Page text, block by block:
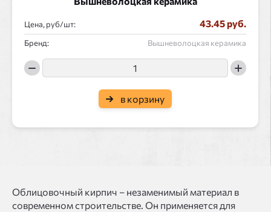
Цена, руб/ : 43.45 руб.
Бренд: Вышневолоцкая керамика
в корзину
Облицовочный кирпич – незаменимый материал в
современном строительстве. Он применяется для